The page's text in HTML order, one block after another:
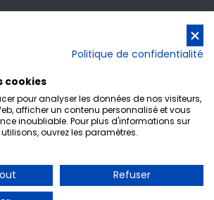
• TVA BE 0412 512 987
Politique de confidentialité
cookies
pour analyser les données de nos visiteurs,
afficher un contenu personnalisé et vous
inoubliable. Pour plus d'informations sur
ouvrez les paramètres.
Refuser